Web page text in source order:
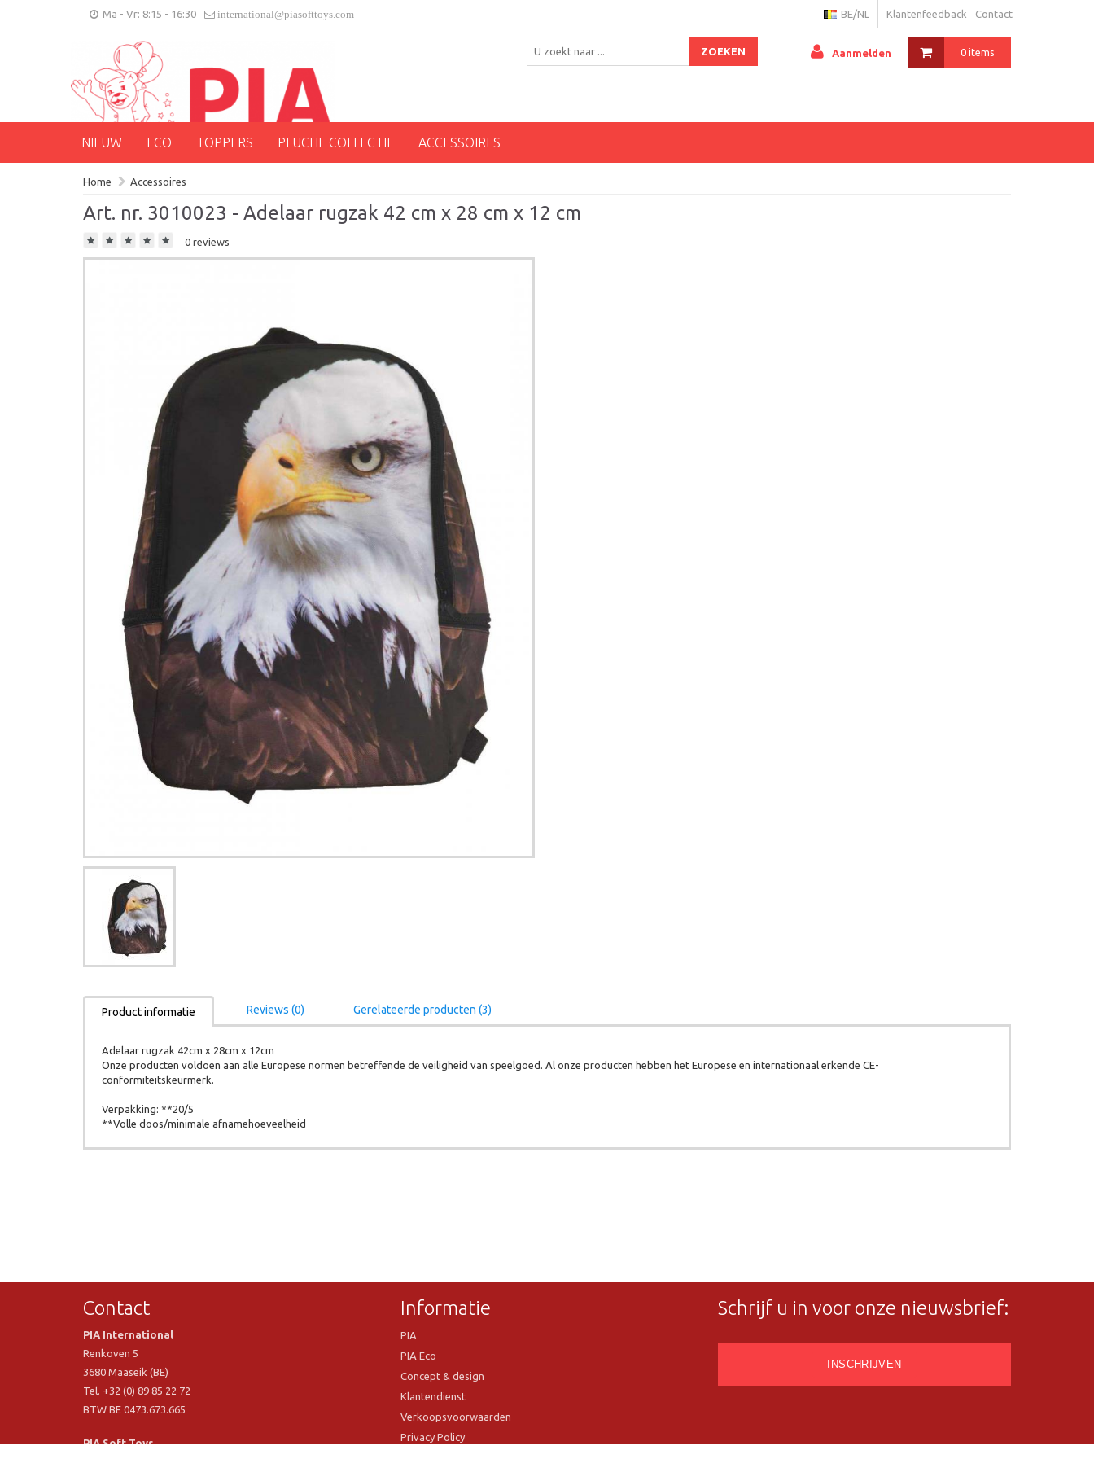
Ma - Vr: 8:15 - 16:30 international@piasofttoys.com Klantenfeedback Contact
BE/NL
0 items
Aanmelden
ZOEKEN
NIEUW ECO TOPPERS PLUCHE COLLECTIE ACCESSOIRES
Home Accessoires
Art. nr. 3010023 - Adelaar rugzak 42 cm x 28 cm x 12 cm
0 reviews
Product informatie Reviews (0) Gerelateerde producten (3)
Adelaar rugzak 42cm x 28cm x 12cm
Onze producten voldoen aan alle Europese normen betreffende de veiligheid van speelgoed. Al onze producten hebben het Europese en internationaal erkende CE-
conformiteitskeurmerk.
Verpakking: **20/5
**Volle doos/minimale afnamehoeveelheid
Contact
PIA International
Renkoven 5
3680 Maaseik (BE)
Tel. +32 (0) 89 85 22 72
BTW BE 0473.673.665
PIA Soft Toys
Informatie
PIA
PIA Eco
Concept & design
Klantendienst
Verkoopsvoorwaarden
Privacy Policy
Schrijf u in voor onze nieuwsbrief: